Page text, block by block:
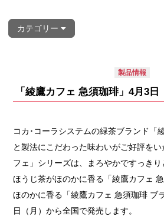
カテゴリー
製品情報
「綾鷹カフェ 急須珈琲」4月3
コカ･コーラシステムの緑茶ブランド「
と製法にこだわった味わいがご好評を
フェ」シリーズは、まろやかですっき
ほうじ茶がほのかに香る「綾鷹カフェ
ほのかに香る「綾鷹カフェ 急須珈琲 ブ
日（月）から全国で発売します。